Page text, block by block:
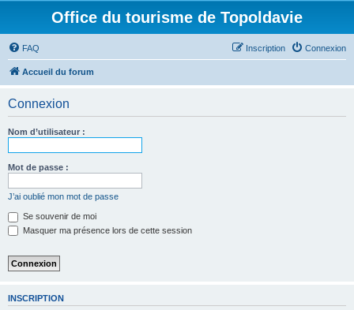
Office du tourisme de Topoldavie
FAQ Connexion
Inscription
Accueil du forum
Connexion
Nom d’utilisateur :
Mot de passe :
J’ai oublié mon mot de passe
Se souvenir de moi
Masquer ma présence lors de cette session
INSCRIPTION